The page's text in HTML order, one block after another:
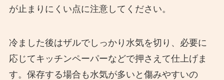
が止まりにくい点に注意してください。
冷ました後はザルでしっかり水気を切り、必要に
応じてキッチンペーパーなどで押さえて仕上げま
す。保存する場合も水気が多いと傷みやすいの